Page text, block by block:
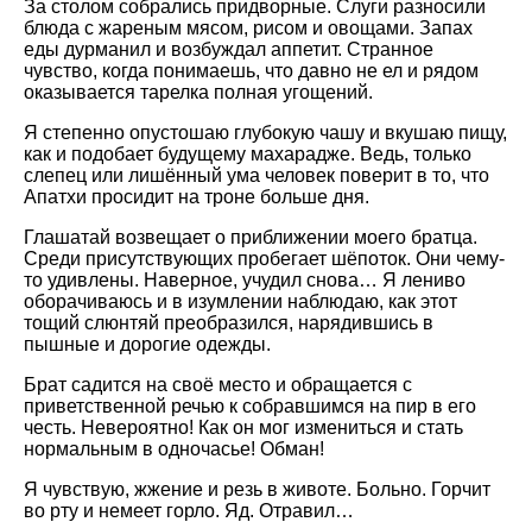
За столом собрались придворные. Слуги разносили
блюда с жареным мясом, рисом и овощами. Запах
еды дурманил и возбуждал аппетит. Странное
чувство, когда понимаешь, что давно не ел и рядом
оказывается тарелка полная угощений.
Я степенно опустошаю глубокую чашу и вкушаю пищу,
как и подобает будущему махарадже. Ведь, только
слепец или лишённый ума человек поверит в то, что
Апатхи просидит на троне больше дня.
Глашатай возвещает о приближении моего братца.
Среди присутствующих пробегает шёпоток. Они чему-
то удивлены. Наверное, учудил снова… Я лениво
оборачиваюсь и в изумлении наблюдаю, как этот
тощий слюнтяй преобразился, нарядившись в
пышные и дорогие одежды.
Брат садится на своё место и обращается с
приветственной речью к собравшимся на пир в его
честь. Невероятно! Как он мог измениться и стать
нормальным в одночасье! Обман!
Я чувствую, жжение и резь в животе. Больно. Горчит
во рту и немеет горло. Яд. Отравил…